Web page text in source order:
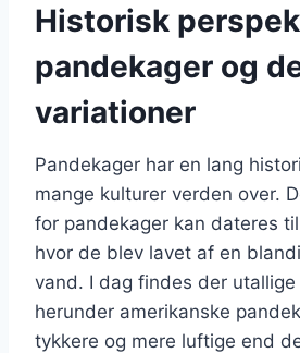
Historisk
pandekager og
variationer
Pandekager har en lang
mange kulturer verden over.
for pandekager kan dateres
hvor de blev lavet af en
vand. I dag findes der utallige
herunder amerikanske
tykkere og mere luftige end